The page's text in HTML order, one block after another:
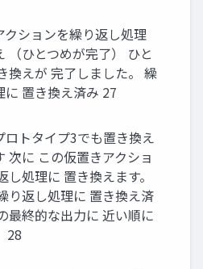
クションを繰り返し処理
（ひとつめが完了） ひと
換えが 完了しました。 繰
に 置き換え済み 27
ロトタイプ3でも置き換え
次に この仮置きアクショ
し処理に 置き換えます。
り返し処理に 置き換え済
最終的な出力に 近い順に
28